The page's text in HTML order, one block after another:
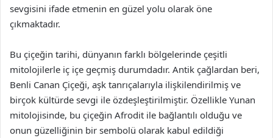
sevgisini ifade etmenin en güzel yolu olarak öne
çıkmaktadır.
Bu çiçeğin tarihi, dünyanın farklı bölgelerinde çeşitli
mitolojilerle iç içe geçmiş durumdadır. Antik çağlardan beri,
Benli Canan Çiçeği, aşk tanrıçalarıyla ilişkilendirilmiş ve
birçok kültürde sevgi ile özdeşleştirilmiştir. Özellikle Yunan
mitolojisinde, bu çiçeğin Afrodit ile bağlantılı olduğu ve
onun güzelliğinin bir sembolü olarak kabul edildiği